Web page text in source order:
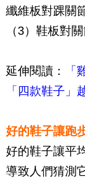
纖維板對踝關
（3）鞋板對
延伸閱讀：
「
「四款鞋子」
好的鞋子讓跑
好的鞋子讓平
導致人們猜測